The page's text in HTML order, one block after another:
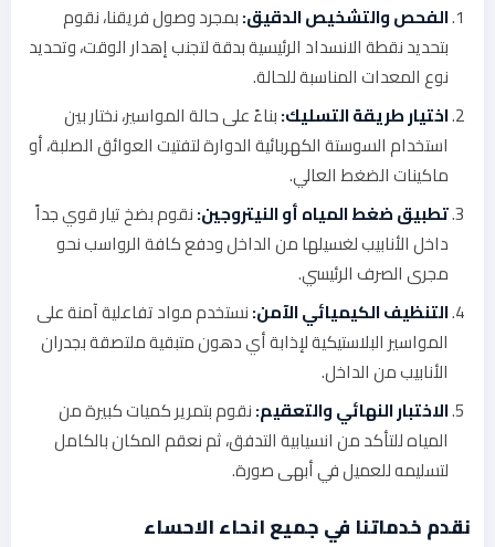
الفحص والتشخيص الدقيق:بمجرد وصول فريقنا، نقوم
بتحديد نقطة الانسداد الرئيسية بدقة لتجنب إهدار الوقت، وتحديد
نوع المعدات المناسبة للحالة.
اختيار طريقة التسليك:بناءً على حالة المواسير، نختار بين
استخدام السوستة الكهربائية الدوارة لتفتيت العوائق الصلبة، أو
ماكينات الضغط العالي.
تطبيق ضغط المياه أو النيتروجين:نقوم بضخ تيار قوي جداً
داخل الأنابيب لغسيلها من الداخل ودفع كافة الرواسب نحو
مجرى الصرف الرئيسي.
التنظيف الكيميائي الآمن:نستخدم مواد تفاعلية آمنة على
المواسير البلاستيكية لإذابة أي دهون متبقية ملتصقة بجدران
الأنابيب من الداخل.
الاختبار النهائي والتعقيم:نقوم بتمرير كميات كبيرة من
المياه للتأكد من انسيابية التدفق، ثم نعقم المكان بالكامل
لتسليمه للعميل في أبهى صورة.
نقدم خدماتنا في جميع انحاء الاحساء